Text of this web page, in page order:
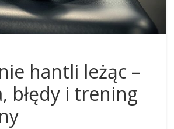
hantli leżąc –
błędy i trening